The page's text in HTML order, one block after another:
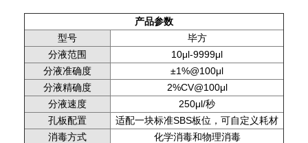
产品参数
型号
毕方
分液范围
10μl-9999μl
分液准确度
±1%@100μl
分液精确度
2%CV@100μl
分液速度
250μl/秒
孔板配置
适配一块标准SBS板位，可自定义耗材
消毒方式
化学消毒和物理消毒